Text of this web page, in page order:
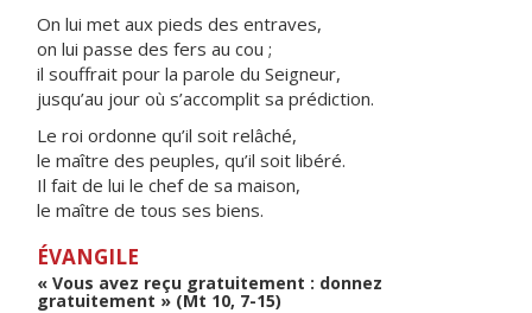
On lui met aux pieds des entraves,
on lui passe des fers au cou ;
il souffrait pour la parole du Seigneur,
jusqu’au jour où s’accomplit sa prédiction.
Le roi ordonne qu’il soit relâché,
le maître des peuples, qu’il soit libéré.
Il fait de lui le chef de sa maison,
le maître de tous ses biens.
ÉVANGILE
« Vous avez reçu gratuitement : donnez
gratuitement » (Mt 10, 7-15)